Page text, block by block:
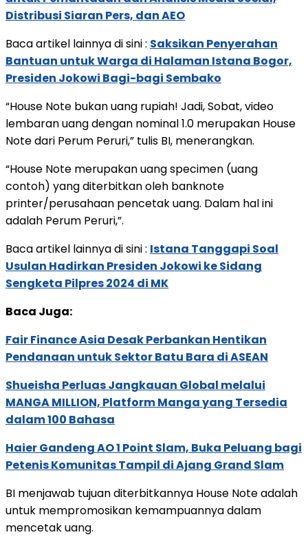
Distribusi Siaran Pers, dan AEO
Baca artikel lainnya di sini : Saksikan Penyerahan
Bantuan untuk Warga di Halaman Istana Bogor,
Presiden Jokowi Bagi-bagi Sembako
“House Note bukan uang rupiah! Jadi, Sobat, video
lembaran uang dengan nominal 1.0 merupakan House
Note dari Perum Peruri,” tulis BI, menerangkan.
“House Note merupakan uang specimen (uang
contoh) yang diterbitkan oleh banknote
printer/perusahaan pencetak uang. Dalam hal ini
adalah Perum Peruri,”.
Baca artikel lainnya di sini : Istana Tanggapi Soal
Usulan Hadirkan Presiden Jokowi ke Sidang
Sengketa Pilpres 2024 di MK
Baca Juga:
Fair Finance Asia Desak Perbankan Hentikan
Pendanaan untuk Sektor Batu Bara di ASEAN
Shueisha Perluas Jangkauan Global melalui
MANGA MILLION, Platform Manga yang Tersedia
dalam 100 Bahasa
Haier Gandeng AO 1 Point Slam, Buka Peluang bagi
Petenis Komunitas Tampil di Ajang Grand Slam
BI menjawab tujuan diterbitkannya House Note adalah
untuk mempromosikan kemampuannya dalam
mencetak uang.